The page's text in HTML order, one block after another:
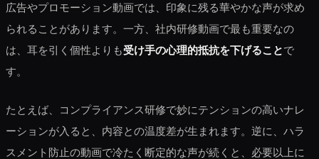
広告やプロモーション動画では、印象に残る華やかな声が求め
られることがあります。一方、社内研修動画で最も重要なの
は、耳を引く個性よりも受け手の心理的抵抗を下げることで
す。
たとえば、コンプライアンス研修で妙にテンションの高いナレ
ーションが入ると、内容との温度差が生まれます。逆に、ハラ
スメント防止の動画で冷たく断定的な声が続くと、必要以上に